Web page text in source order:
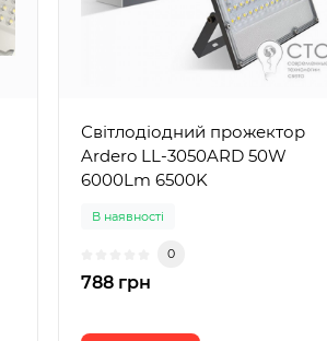
Світлодіодний прожектор
Ardero LL-3050ARD 50W
6000Lm 6500K
В наявності
0
788 грн